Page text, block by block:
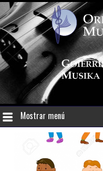
Mostrar menú